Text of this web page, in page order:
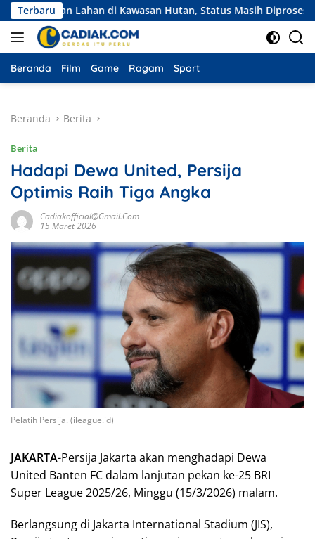
Langsung
ke
konten
Terbaru
Lahan di Kawasan Hutan, Status Masih Diproses
Beranda Film Game Ragam Sport
Beranda Berita
Berita
Hadapi Dewa United, Persija
Optimis Raih Tiga Angka
Cadiakofficial@gmail.com
15 Maret 2026
Pelatih Persija. (ileague.id)
JAKARTA-Persija Jakarta akan menghadapi Dewa
United Banten FC dalam lanjutan pekan ke-25 BRI
Super League 2025/26, Minggu (15/3/2026) malam.
Berlangsung di Jakarta International Stadium (JIS),